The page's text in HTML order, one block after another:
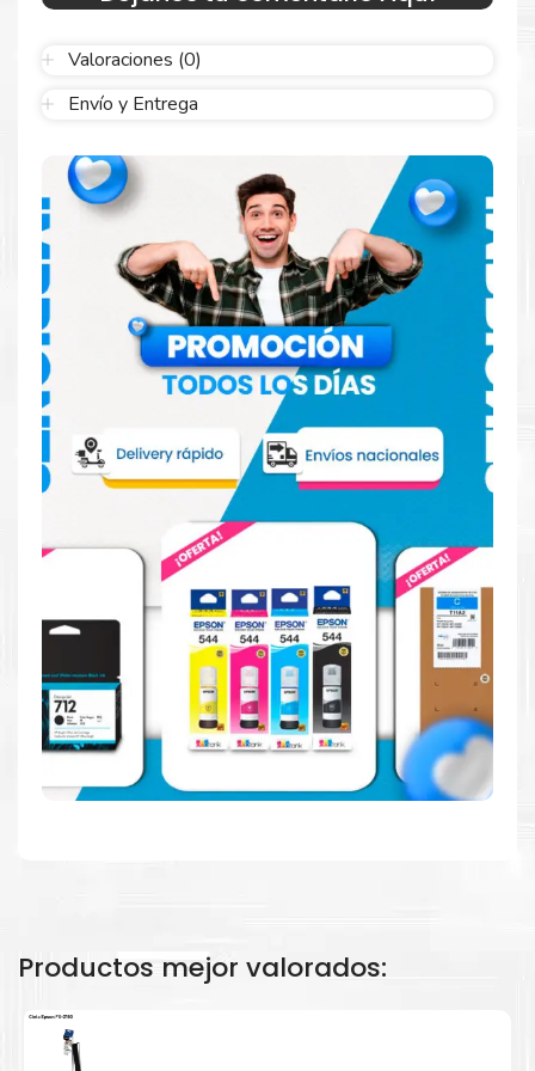
sellado y el embalaje fácil de abrir para comenzar a imprimir
Hecho para ser confiable
Confíe en el rendimiento uniforme deXerox
imprime en blanco y negro como en color. Descubra
másAquí.
Hecho para ser fácil de usar
Simple y fácil de usar. Nuestros cartuchos e impresoras
están hechos para facilitar la carga, la impresión y los
resultados.
Valoraciones (0)
Envío y Entrega
Productos mejor valorados: